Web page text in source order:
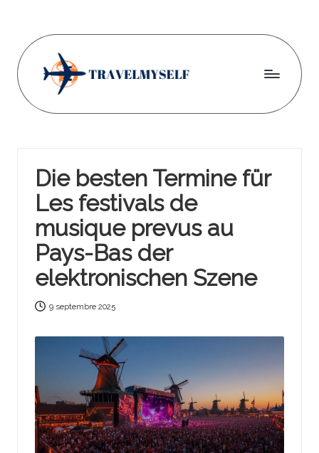
content
Tr
el
m
y
s
el
f
Die besten Termine für
Les festivals de
musique prevus au
Pays-Bas der
elektronischen Szene
9 septembre 2025